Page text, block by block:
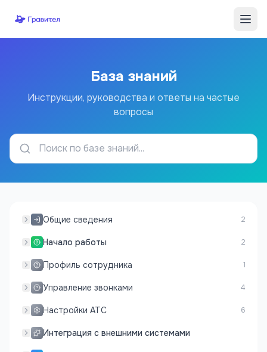
База знаний
Инструкции, руководства и ответы на частые
вопросы
Общие сведения 2
Начало работы 2
Профиль сотрудника 1
Управление звонками 4
Настройки АТС 6
Интеграция с внешними системами